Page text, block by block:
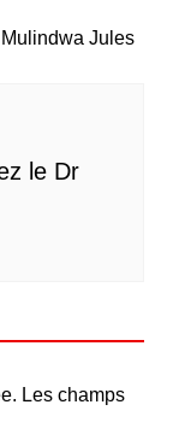
le Dr
Les champs